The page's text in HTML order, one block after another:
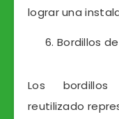
lograr una
Bordillos
Los
reutilizado